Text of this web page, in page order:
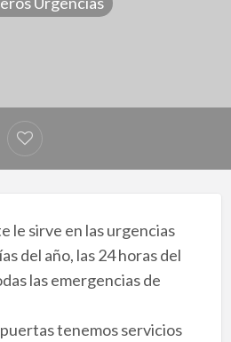
le sirve en las urgencias
del año, las 24 horas del
las emergencias de
tenemos servicios